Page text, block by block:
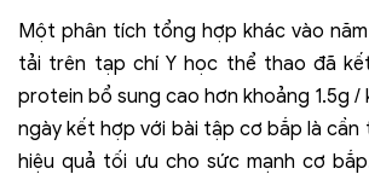
Một phân tích tổng hợp khác vào
tải trên tạp chí Y học thể thao đã
protein bổ sung cao hơn khoảng 1.5g /
ngày kết hợp với bài tập cơ bắp là
hiệu quả tối ưu cho sức mạnh cơ